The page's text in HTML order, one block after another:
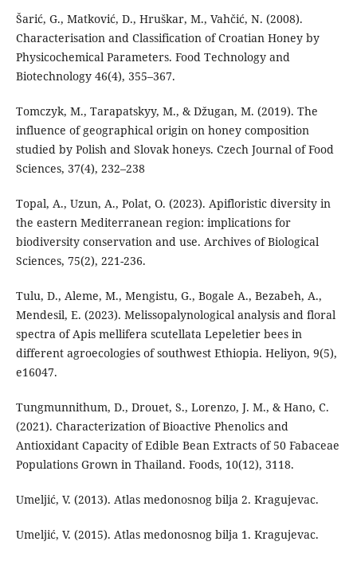
Šarić, G., Matković, D., Hruškar, M., Vahčić, N. (2008).
Characterisation and Classification of Croatian Honey by
Physicochemical Parameters. Food Technology and
Biotechnology 46(4), 355–367.
Tomczyk, M., Tarapatskyy, M., & Džugan, M. (2019). The
influence of geographical origin on honey composition
studied by Polish and Slovak honeys. Czech Journal of Food
Sciences, 37(4), 232–238
Topal, A., Uzun, A., Polat, O. (2023). Apifloristic diversity in
the eastern Mediterranean region: implications for
biodiversity conservation and use. Archives of Biological
Sciences, 75(2), 221-236.
Tulu, D., Aleme, M., Mengistu, G., Bogale A., Bezabeh, A.,
Mendesil, E. (2023). Melissopalynological analysis and floral
spectra of Apis mellifera scutellata Lepeletier bees in
different agroecologies of southwest Ethiopia. Heliyon, 9(5),
e16047.
Tungmunnithum, D., Drouet, S., Lorenzo, J. M., & Hano, C.
(2021). Characterization of Bioactive Phenolics and
Antioxidant Capacity of Edible Bean Extracts of 50 Fabaceae
Populations Grown in Thailand. Foods, 10(12), 3118.
Umeljić, V. (2013). Atlas medonosnog bilja 2. Kragujevac.
Umeljić, V. (2015). Atlas medonosnog bilja 1. Kragujevac.